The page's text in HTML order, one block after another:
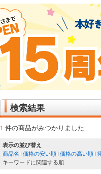
検索結果
1 件の商品がみつかりました
表示の並び替え
商品名
価格の安い順 価格の高い順
キーワードに関連する順